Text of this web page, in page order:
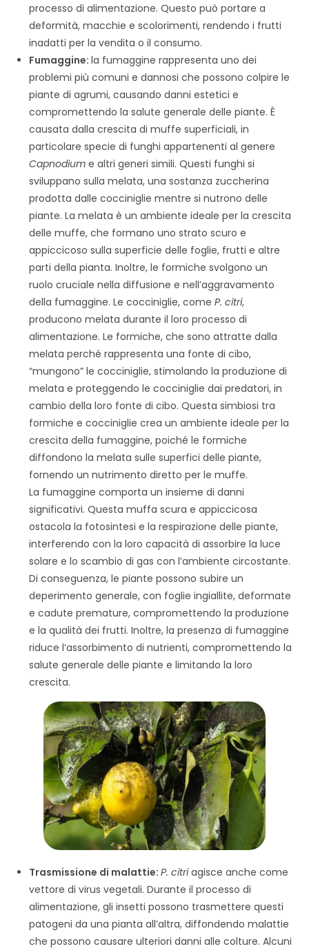
processo di alimentazione. Questo può portare a
deformità, macchie e scolorimenti, rendendo i frutti
inadatti per la vendita o il consumo.
Fumaggine:la fumaggine rappresenta uno dei
problemi più comuni e dannosi che possono colpire le
piante di agrumi, causando danni estetici e
compromettendo la salute generale delle piante. È
causata dalla crescita di muffe superficiali, in
particolare specie di funghi appartenenti al genere
Capnodium e altri generi simili. Questi funghi si
sviluppano sulla melata, una sostanza zuccherina
prodotta dalle cocciniglie mentre si nutrono delle
piante. La melata è un ambiente ideale per la crescita
delle muffe, che formano uno strato scuro e
appiccicoso sulla superficie delle foglie, frutti e altre
parti della pianta. Inoltre, le formiche svolgono un
ruolo cruciale nella diffusione e nell’aggravamento
della fumaggine. Le cocciniglie, comeP. citri,
producono melata durante il loro processo di
alimentazione. Le formiche, che sono attratte dalla
melata perché rappresenta una fonte di cibo,
“mungono” le cocciniglie, stimolando la produzione di
melata e proteggendo le cocciniglie dai predatori, in
cambio della loro fonte di cibo. Questa simbiosi tra
formiche e cocciniglie crea un ambiente ideale per la
crescita della fumaggine, poiché le formiche
diffondono la melata sulle superfici delle piante,
fornendo un nutrimento diretto per le muffe.
La fumaggine comporta un insieme di danni
significativi. Questa muffa scura e appiccicosa
ostacola la fotosintesi e la respirazione delle piante,
interferendo con la loro capacità di assorbire la luce
solare e lo scambio di gas con l’ambiente circostante.
Di conseguenza, le piante possono subire un
deperimento generale, con foglie ingiallite, deformate
e cadute premature, compromettendo la produzione
e la qualità dei frutti. Inoltre, la presenza di fumaggine
riduce l’assorbimento di nutrienti, compromettendo la
salute generale delle piante e limitando la loro
crescita.
Trasmissione di malattie:P. citriagisce anche come
vettore di virus vegetali. Durante il processo di
alimentazione, gli insetti possono trasmettere questi
patogeni da una pianta all’altra, diffondendo malattie
che possono causare ulteriori danni alle colture. Alcuni